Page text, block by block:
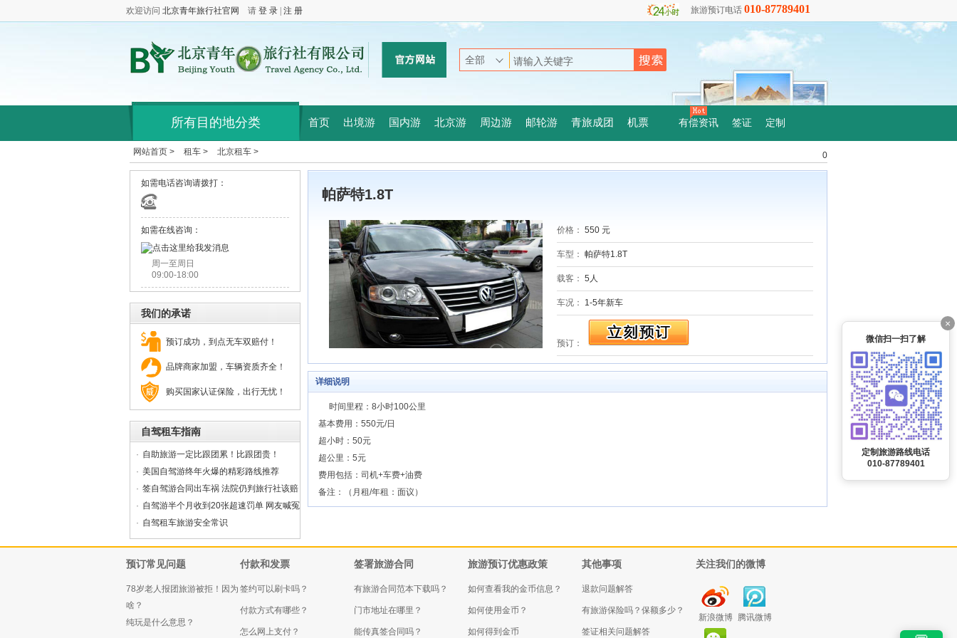
欢迎访问 北京青年旅行社官网 请 登 录 注 册 旅游预订电话 010-87789401
所有目的地分类 首页 出境游 国内游 北京游 周边游 邮轮游 青旅成团 机票 有偿资讯 签证 定制
网站首页 > 租车 > 北京租车 > 0
如需电话咨询请拨打：
如需在线咨询：
周一至周日
09:00-18:00
我们的承诺
预订成功，到点无车双赔付！
品牌商家加盟，车辆资质齐全！
购买国家认证保险，出行无忧！
自驾租车指南
· 自助旅游一定比跟团累！比跟团贵！
· 美国自驾游终年火爆的精彩路线推荐
· 签自驾游合同出车祸 法院仍判旅行社该赔
· 自驾游半个月收到20张超速罚单 网友喊冤
· 自驾租车旅游安全常识
帕萨特1.8T
价格： 550 元
车型： 帕萨特1.8T
载客： 5人
车况： 1-5年新车
预订：
详细说明
时间里程：8小时100公里
基本费用：550元/日
超小时：50元
超公里：5元
费用包括：司机+车费+油费
备注：（月租/年租：面议）
预订常见问题
78岁老人报团旅游被拒！因为
啥？
纯玩是什么意思？
付款和发票
签约可以刷卡吗？
付款方式有哪些？
怎么网上支付？
签署旅游合同
有旅游合同范本下载吗？
门市地址在哪里？
能传真签合同吗？
旅游预订优惠政策
如何查看我的金币信息？
如何使用金币？
如何得到金币
其他事项
退款问题解答
有旅游保险吗？保额多少？
签证相关问题解答
关注我们的微博
新浪微博 腾讯微博
×
微信扫一扫了解
定制旅游路线电话
010-87789401